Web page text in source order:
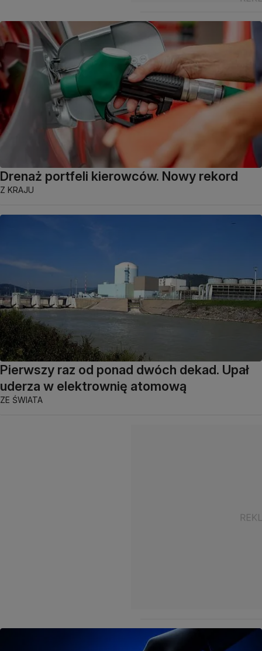
Drenaż portfeli kierowców. Nowy rekord
Z KRAJU
Pierwszy raz od ponad dwóch dekad. Upał
uderza w elektrownię atomową
ZE ŚWIATA